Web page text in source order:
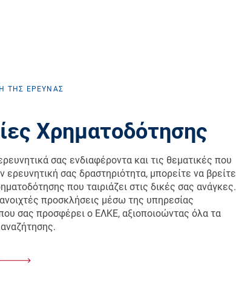
ΤΗΣ ΕΡΕΥΝΑΣ
Χρηματοδότησης
σας ενδιαφέροντα και τις θεματικές που
ερευνητική σας δραστηριότητα, μπορείτε να βρείτε
που ταιριάζει στις δικές σας ανάγκες.
προσκλήσεις μέσω της υπηρεσίας
σας προσφέρει ο ΕΛΚΕ, αξιοποιοώντας όλα τα